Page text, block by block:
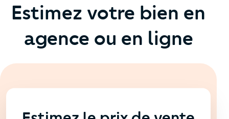
Estimez votre bien en
agence ou en ligne